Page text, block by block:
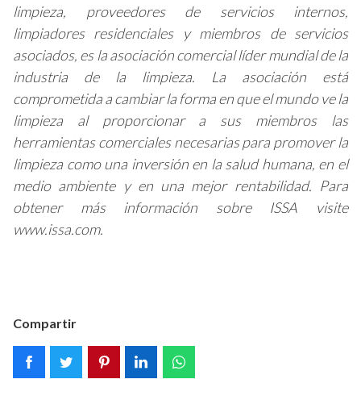
limpieza, proveedores de servicios internos,
limpiadores residenciales y miembros de servicios
asociados, es la asociación comercial líder mundial de la
industria de la limpieza. La asociación está
comprometida a cambiar la forma en que el mundo ve la
limpieza al proporcionar a sus miembros las
herramientas comerciales necesarias para promover la
limpieza como una inversión en la salud humana, en el
medio ambiente y en una mejor rentabilidad. Para
obtener más información sobre ISSA visite
www.issa.com.
Compartir